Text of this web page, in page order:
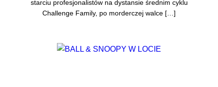
starciu profesjonalistów na dystansie średnim cyklu
Challenge Family, po morderczej walce […]